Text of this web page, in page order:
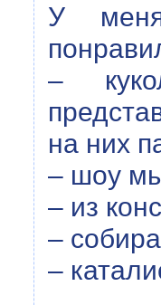
У
–
на них
– шоу
– из
–
–